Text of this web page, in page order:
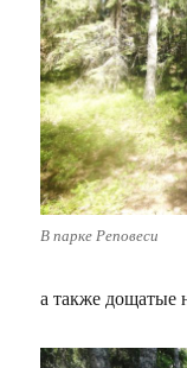
В парке Реповеси
а также дощатые